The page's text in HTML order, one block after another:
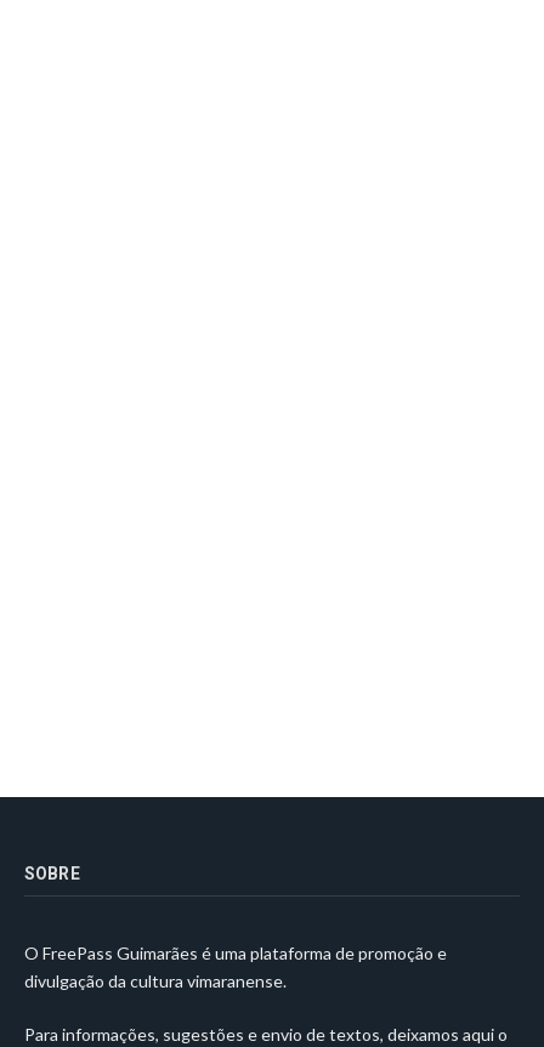
SOBRE
O FreePass Guimarães é uma plataforma de promoção e
divulgação da cultura vimaranense.
Para informações, sugestões e envio de textos, deixamos aqui o